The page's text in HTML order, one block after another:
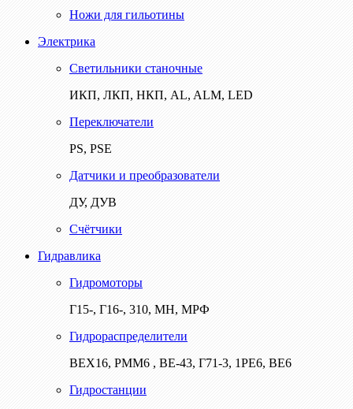
Ножи для гильотины
Электрика
Светильники станочные
ИКП, ЛКП, НКП, AL, ALM, LED
Переключатели
PS, PSE
Датчики и преобразователи
ДУ, ДУВ
Счётчики
Гидравлика
Гидромоторы
Г15-, Г16-, 310, МН, МРФ
Гидрораспределители
ВЕХ16, РММ6 , ВЕ-43, Г71-3, 1РЕ6, ВЕ6
Гидростанции